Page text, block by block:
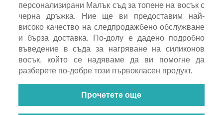
персонализирани Малък съд за топене на восък с
черна дръжка. Ние ще ви предоставим най-
високо качество на следпродажбено обслужване
и бърза доставка. По-долу е дадено подробно
въведение в съда за нагряване на силиконов
восък, който се надяваме да ви помогне да
разберете по-добре този първокласен продукт.
Прочетете още